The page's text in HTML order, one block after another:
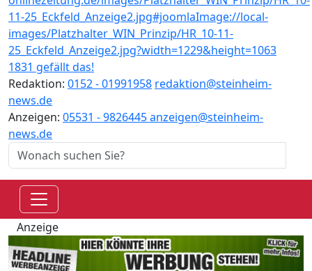
1831 gefällt das!
Redaktion: 0152 - 01991958 redaktion@steinheim-
news.de
Anzeigen: 05531 - 9826445anzeigen@steinheim-
news.de
Anzeige